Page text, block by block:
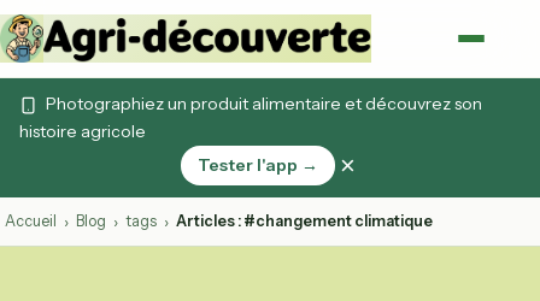
Photographiez un produit alimentaire et découvrez son
histoire agricole
Tester l'app →
×
Accueil › Blog › tags › Articles : #changement climatique